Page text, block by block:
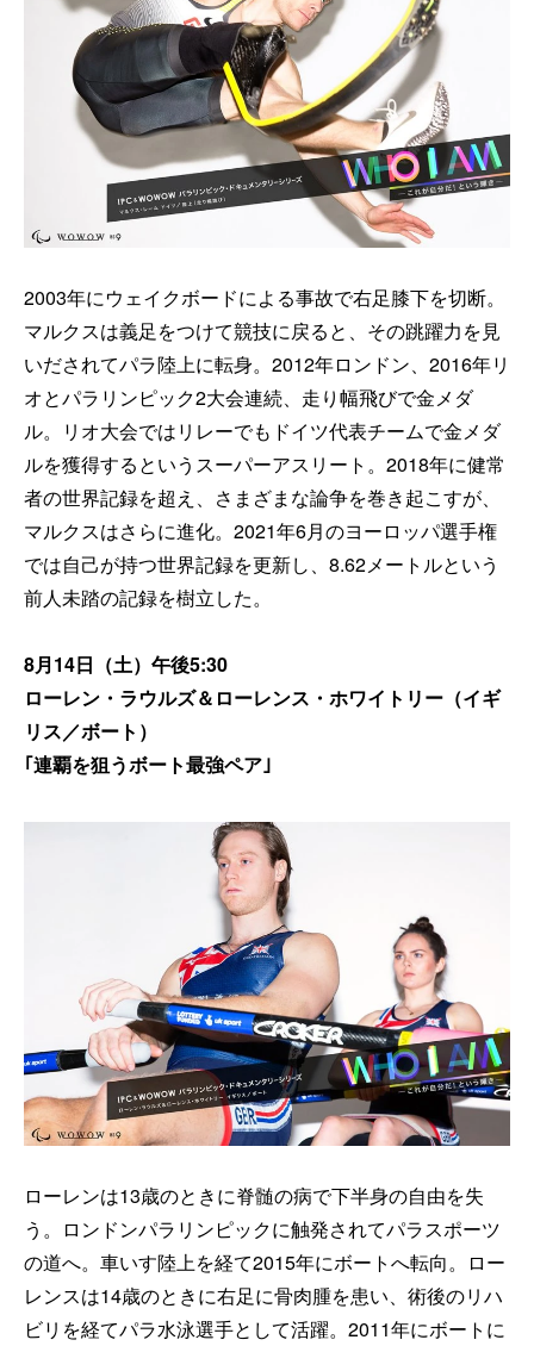
2003年にウェイクボードによる事故で右足膝下を切断。
マルクスは義足をつけて競技に戻ると、その跳躍力を見
いだされてパラ陸上に転身。2012年ロンドン、2016年リ
オとパラリンピック2大会連続、走り幅飛びで金メダ
ル。リオ大会ではリレーでもドイツ代表チームで金メダ
ルを獲得するというスーパーアスリート。2018年に健常
者の世界記録を超え、さまざまな論争を巻き起こすが、
マルクスはさらに進化。2021年6月のヨーロッパ選手権
では自己が持つ世界記録を更新し、8.62メートルという
前人未踏の記録を樹立した。
8月14日（土）午後5:30
ローレン・ラウルズ＆ローレンス・ホワイトリー（イギ
リス／ボート）
｢連覇を狙うボート最強ペア｣
ローレンは13歳のときに脊髄の病で下半身の自由を失
う。ロンドンパラリンピックに触発されてパラスポーツ
の道へ。車いす陸上を経て2015年にボートへ転向。ロー
レンスは14歳のときに右足に骨肉腫を患い、術後のリハ
ビリを経てパラ水泳選手として活躍。2011年にボートに